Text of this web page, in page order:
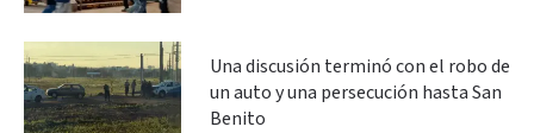
Una discusión terminó con el robo de
un auto y una persecución hasta San
Benito